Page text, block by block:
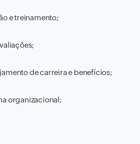
e treinamento;
de carreira e benefícios;
organizacional;